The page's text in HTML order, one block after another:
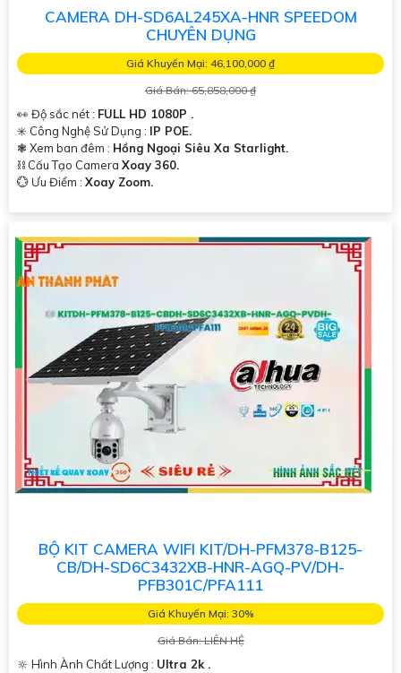
CAMERA DH-SD6AL245XA-HNR SPEEDOM
CHUYÊN DỤNG
Giá Khuyến Mại: 46,100,000 ₫
Giá Bán: 65,858,000 ₫
👀 Độ sắc nét : FULL HD 1080P .
✳️ Công Nghệ Sử Dụng : IP POE.
❃ Xem ban đêm : Hồng Ngoại Siêu Xa Starlight.
⛓ Cấu Tạo Camera Xoay 360.
️💮 Ưu Điểm : Xoay Zoom.
BỘ KIT CAMERA WIFI KIT/DH-PFM378-B125-
CB/DH-SD6C3432XB-HNR-AGQ-PV/DH-
PFB301C/PFA111
Giá Khuyến Mại: 30%
Giá Bán: LIÊN HỆ
🔆 Hình Ành Chất Lượng : Ultra 2k .